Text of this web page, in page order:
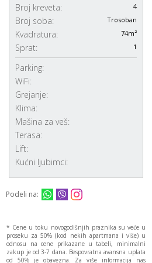
Broj kreveta: 4
Broj soba: Trosoban
Kvadratura: 74m²
Sprat: 1
Parking:
WiFi:
Grejanje:
Klima:
Mašina za veš:
Terasa:
Lift:
Kućni ljubimci:
Podeli na:
* Cene u toku novogodišnjih praznika su veće u
proseku za 50% (kod nekih apartmana i više) u
odnosu na cene prikazane u tabeli, minimalni
zakup je od 3-7 dana. Bespovratna avansna uplata
od 50% je obavezna. Za više informacija nas